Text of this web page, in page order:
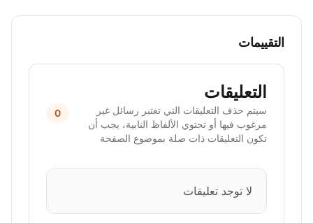
التقييمات
التعليقات
سيتم حذف التعليقات التي تعتبر رسائل غير
مرغوب فيها أو تحتوي الألفاظ النابية، يجب أن
تكون التعليقات ذات صلة بموضوع الصفحة
0
لا توجد تعليقات